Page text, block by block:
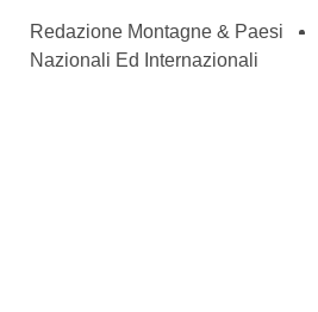
Redazione Montagne & Paesi
Nazionali Ed Internazionali